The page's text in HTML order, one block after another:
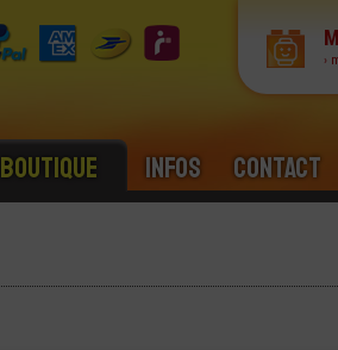
›
Boutique Infos Contact